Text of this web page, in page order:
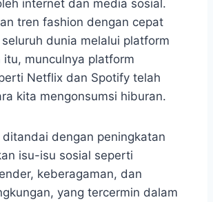
internet dan media sosial.
tren fashion dengan cepat
dunia melalui platform
itu, munculnya platform
Netflix dan Spotify telah
kita mengonsumsi hiburan.
dengan peningkatan
isu-isu sosial seperti
keberagaman, dan
yang tercermin dalam